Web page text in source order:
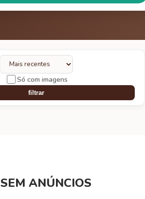
Só com imagens
filtrar
SEM ANÚNCIOS